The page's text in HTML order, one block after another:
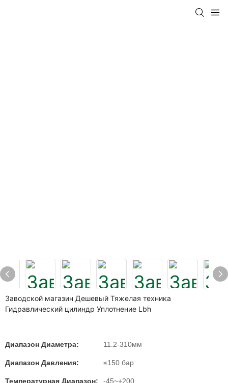
Заводской магазин Дешевый Тяжелая техника
Гидравлический цилиндр Уплотнение Lbh
Диапазон Диаметра: 11.2-310мм
Диапазон Давления: ≤150 бар
Температурная Диапазон: -45~+200